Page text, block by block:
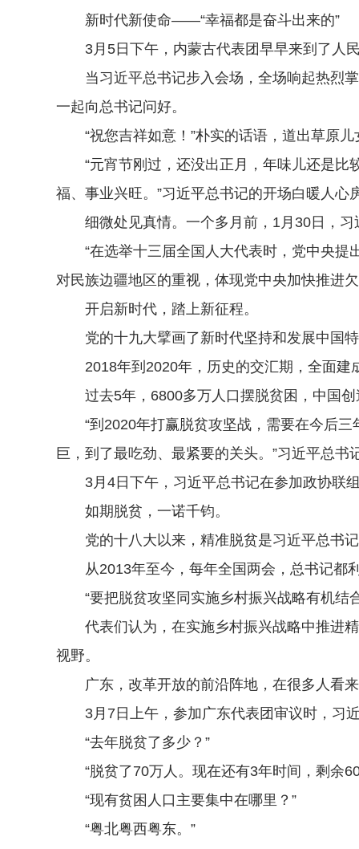
新时代新使命——“幸福都是奋斗出来的”
3月5日下午，内蒙古代表团早早来到了人
当习近平总书记步入会场，全场响起热烈掌
一起向总书记问好。
“祝您吉祥如意！”朴实的话语，道出草原儿
“元宵节刚过，还没出正月，年味儿还是比
福、事业兴旺。”习近平总书记的开场白暖人心
细微处见真情。一个多月前，1月30日，习
“在选举十三届全国人大代表时，党中央提
对民族边疆地区的重视，体现党中央加快推进
开启新时代，踏上新征程。
党的十九大擘画了新时代坚持和发展中国特
2018年到2020年，历史的交汇期，全面建
过去5年，6800多万人口摆脱贫困，中国创
“到2020年打赢脱贫攻坚战，需要在今后三
巨，到了最吃劲、最紧要的关头。”习近平总书
3月4日下午，习近平总书记在参加政协联组
如期脱贫，一诺千钧。
党的十八大以来，精准脱贫是习近平总书记
从2013年至今，每年全国两会，总书记都
“要把脱贫攻坚同实施乡村振兴战略有机结
代表们认为，在实施乡村振兴战略中推进精
视野。
广东，改革开放的前沿阵地，在很多人看来
3月7日上午，参加广东代表团审议时，习
“去年脱贫了多少？”
“脱贫了70万人。现在还有3年时间，剩余60
“现有贫困人口主要集中在哪里？”
“粤北粤西粤东。”